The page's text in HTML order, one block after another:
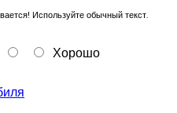
Используйте обычный текст.
Хорошо